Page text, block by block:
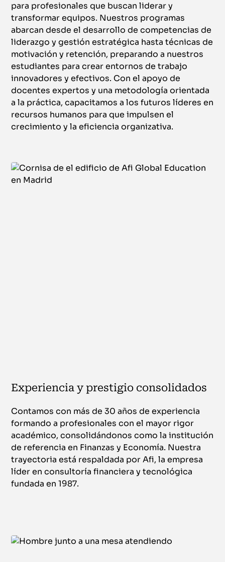
para profesionales que buscan liderar y
transformar equipos. Nuestros programas
abarcan desde el desarrollo de competencias de
liderazgo y gestión estratégica hasta técnicas de
motivación y retención, preparando a nuestros
estudiantes para crear entornos de trabajo
innovadores y efectivos. Con el apoyo de
docentes expertos y una metodología orientada
a la práctica, capacitamos a los futuros líderes en
recursos humanos para que impulsen el
crecimiento y la eficiencia organizativa.
Experiencia y prestigio consolidados
Contamos con más de 30 años de experiencia
formando a profesionales con el mayor rigor
académico, consolidándonos como la institución
de referencia en Finanzas y Economía. Nuestra
trayectoria está respaldada por Afi, la empresa
líder en consultoría financiera y tecnológica
fundada en 1987.